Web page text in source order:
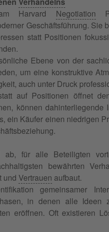
Harvard Negotiation
Geschäftsführung. Sie
statt Positionen
Ebene von der
um eine konstruktive
auch unter Druck
auf Positionen öffnet
können
ein Käufer einen niedrigen
ab, für alle Beteiligten
bewährten
und Vertrauen aufbaut.
gemeinsamer
in denen alle Ideen
eröffnen. Oft existieren